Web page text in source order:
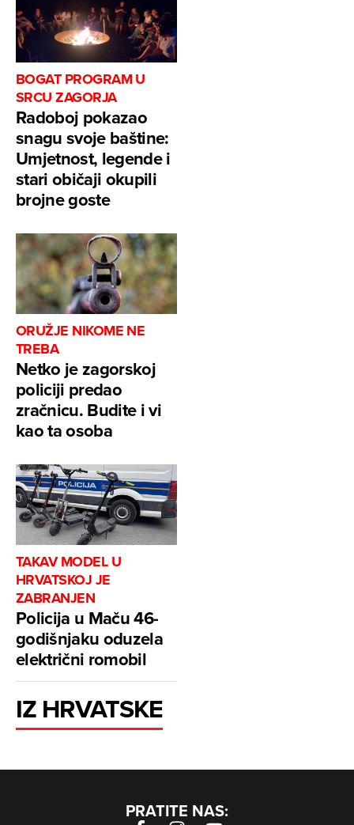
BOGAT PROGRAM U
SRCU ZAGORJA
Radoboj pokazao
snagu svoje baštine:
Umjetnost, legende i
stari običaji okupili
brojne goste
ORUŽJE NIKOME NE
TREBA
Netko je zagorskoj
policiji predao
zračnicu. Budite i vi
kao ta osoba
TAKAV MODEL U
HRVATSKOJ JE
ZABRANJEN
Policija u Maču 46-
godišnjaku oduzela
električni romobil
IZ HRVATSKE
PRATITE NAS: